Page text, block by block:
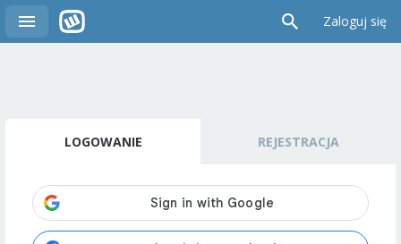
Zaloguj się
LOGOWANIE REJESTRACJA